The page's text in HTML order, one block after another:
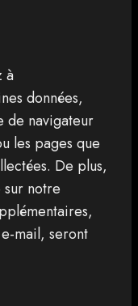
à
données,
de navigateur
les pages que
De plus,
notre
mail, seront